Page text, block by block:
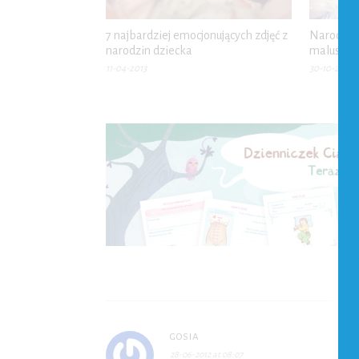
7 najbardziej emocjonujących zdjęć z
narodzin dziecka
11-04-2013 30-10-2013
GOSIA